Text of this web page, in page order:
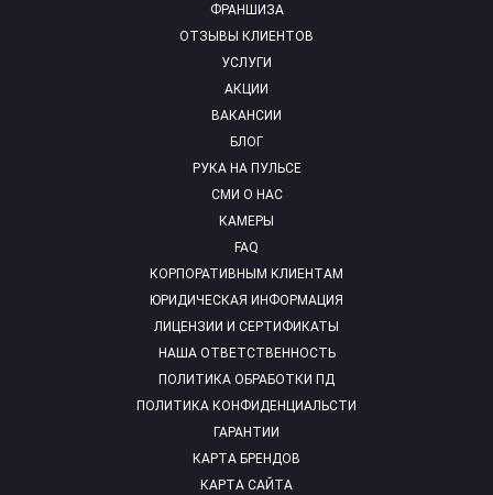
ФРАНШИЗА
ОТЗЫВЫ КЛИЕНТОВ
УСЛУГИ
АКЦИИ
ВАКАНСИИ
БЛОГ
РУКА НА ПУЛЬСЕ
СМИ О НАС
КАМЕРЫ
FAQ
КОРПОРАТИВНЫМ КЛИЕНТАМ
ЮРИДИЧЕСКАЯ ИНФОРМАЦИЯ
ЛИЦЕНЗИИ И СЕРТИФИКАТЫ
НАША ОТВЕТСТВЕННОСТЬ
ПОЛИТИКА ОБРАБОТКИ ПД
ПОЛИТИКА КОНФИДЕНЦИАЛЬСТИ
ГАРАНТИИ
КАРТА БРЕНДОВ
КАРТА САЙТА